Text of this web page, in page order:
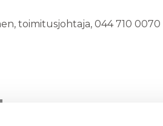
toimitusjohtaja, 044 710 0070